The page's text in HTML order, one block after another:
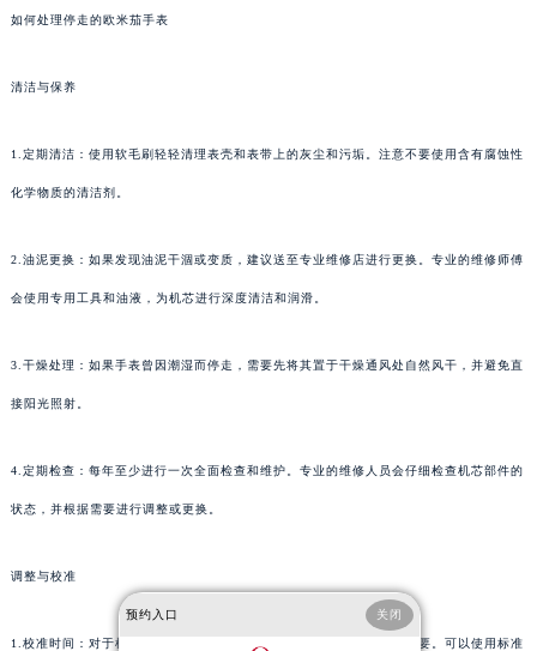
如何处理停走的欧米茄手表
清洁与保养
1.定期清洁：使用软毛刷轻轻清理表壳和表带上的灰尘和污垢。注意不要使用含有腐蚀性
化学物质的清洁剂。
2.油泥更换：如果发现油泥干涸或变质，建议送至专业维修店进行更换。专业的维修师傅
会使用专用工具和油液，为机芯进行深度清洁和润滑。
3.干燥处理：如果手表曾因潮湿而停走，需要先将其置于干燥通风处自然风干，并避免直
接阳光照射。
4.定期检查：每年至少进行一次全面检查和维护。专业的维修人员会仔细检查机芯部件的
状态，并根据需要进行调整或更换。
调整与校准
1.校准时间：对于机械表而言，在重新佩戴前确保时间校准正确非常重要。可以使用标准
预约入口 关闭